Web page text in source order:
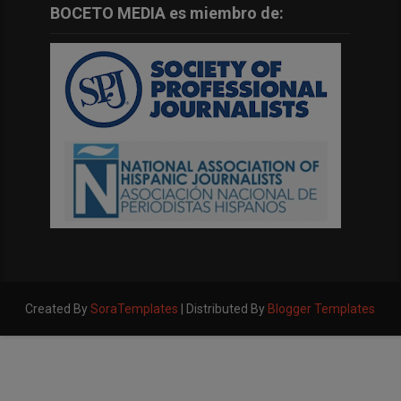
BOCETO MEDIA es miembro de:
Created BySoraTemplates | Distributed By Blogger Templates